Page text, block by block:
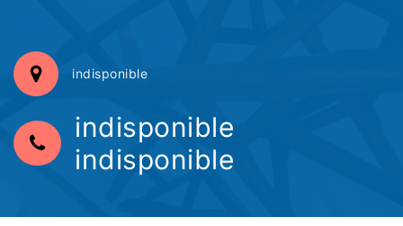
indisponible
indisponible
indisponible